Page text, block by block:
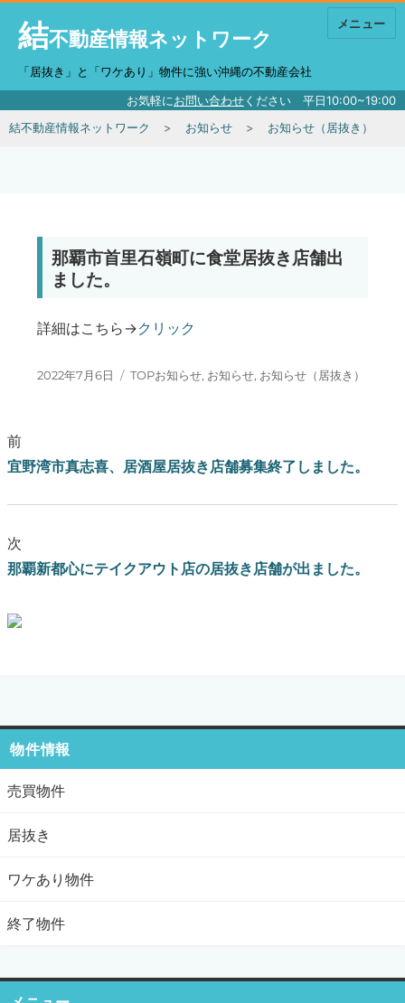
結不動産情報ネットワーク
「居抜き」と「ワケあり」物件に強い沖縄の不動産会社
お気軽にお問い合わせください 平日10:00~19:00
メニュー
結不動産情報ネットワーク お知らせ お知らせ（居抜き）
那覇市首里石嶺町に食堂居抜き店舗出
ました。
詳細はこちら→クリック
投稿日:
2022年7月6日 カテゴリー
TOPお知らせ, お知らせ, お知らせ（居抜き）
前
宜野湾市真志喜、居酒屋居抜き店舗募集終了しました。
次
那覇新都心にテイクアウト店の居抜き店舗が出ました。
物件情報
売買物件
居抜き
ワケあり物件
終了物件